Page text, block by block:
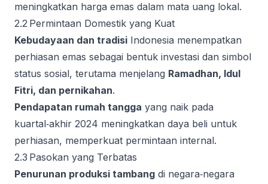
meningkatkan harga emas dalam mata uang lokal.
2.2 Permintaan Domestik yang Kuat
Kebudayaan dan tradisi Indonesia menempatkan
perhiasan emas sebagai bentuk investasi dan simbol
status sosial, terutama menjelang Ramadhan, Idul
Fitri, dan pernikahan.
Pendapatan rumah tangga yang naik pada
kuartal‑akhir 2024 meningkatkan daya beli untuk
perhiasan, memperkuat permintaan internal.
2.3 Pasokan yang Terbatas
Penurunan produksi tambang di negara‑negara